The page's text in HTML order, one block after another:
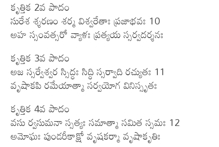
కృత్తిక 2వ పాదం
సురేశ శ్శరణం శర్మ విశ్వరేతాః ప్రజాభవః 10
అహ స్సంవత్సరో వ్యాళః ప్రత్యయ స్సర్వదర్శనః
కృత్తిక 3వ పాదం
అజ స్సర్వేశ్వర స్సిద్ధః సిద్ధి స్సర్వాది రచ్యుతః 11
వృషాకపి రమేయాత్మా సర్వయోగ వినిస్సృతః
కృత్తిక 4వ పాదం
వసు ర్వసుమనా స్సత్యః సమాత్మా సమిత స్సమః 12
అమోఘః పుండరీకాక్షో వృషకర్మా వృషాకృతిః